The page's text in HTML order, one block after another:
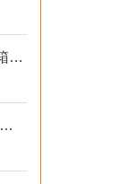
2026年温湿老化测试冷热冲击试验箱排行榜：解决精度差、数据无效等核心痛点
2026 年 5 月电子元器件温湿老化测试：冷热冲击不稳、数据无效？这样解决